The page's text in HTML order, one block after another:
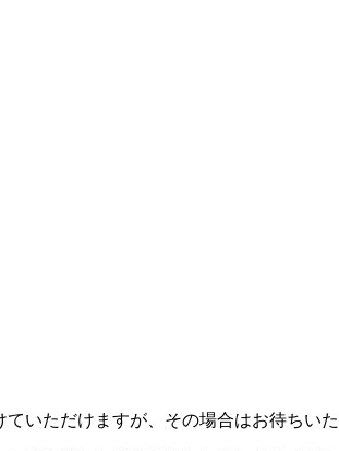
いただけますが、その場合はお待ちい